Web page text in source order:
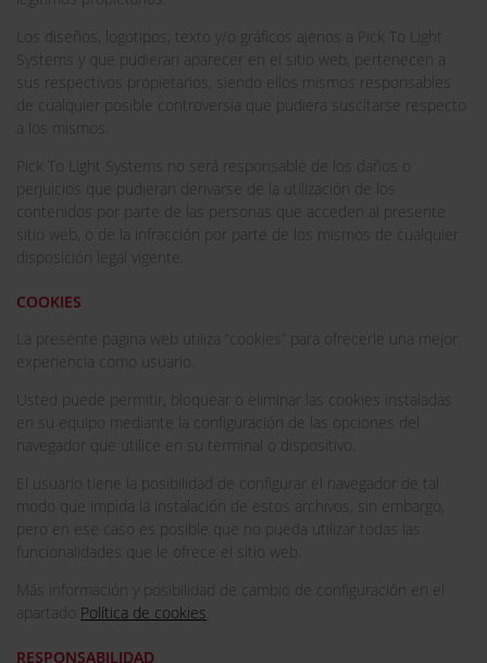
Los diseños, logotipos, texto y/o gráficos ajenos a Pick To Light
Systems y que pudieran aparecer en el sitio web, pertenecen a
sus respectivos propietarios, siendo ellos mismos responsables
de cualquier posible controversia que pudiera suscitarse respecto
a los mismos.
Pick To Light Systems no será responsable de los daños o
perjuicios que pudieran derivarse de la utilización de los
contenidos por parte de las personas que acceden al presente
sitio web, o de la infracción por parte de los mismos de cualquier
disposición legal vigente.
COOKIES
La presente pagina web utiliza “cookies” para ofrecerle una mejor
experiencia como usuario.
Usted puede permitir, bloquear o eliminar las cookies instaladas
en su equipo mediante la configuración de las opciones del
navegador que utilice en su terminal o dispositivo.
El usuario tiene la posibilidad de configurar el navegador de tal
modo que impida la instalación de estos archivos, sin embargo,
pero en ese caso es posible que no pueda utilizar todas las
funcionalidades que le ofrece el sitio web.
Más información y posibilidad de cambio de configuración en el
apartado Política de cookies.
RESPONSABILIDAD